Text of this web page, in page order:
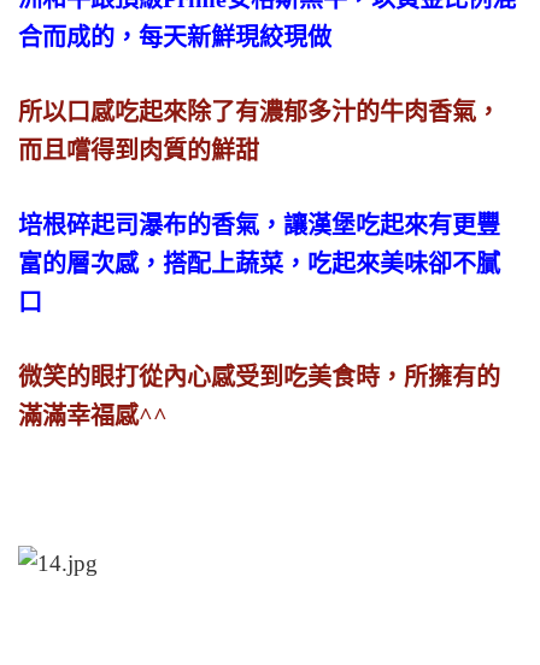
合而成的，每天新鮮現絞現做
所以口感吃起來除了有濃郁多汁的牛肉香氣，
而且嚐得到肉質的鮮甜
培根碎起司瀑布的香氣，讓漢堡吃起來有更豐
富的層次感，搭配上蔬菜，吃起來美味卻不膩
口
微笑的眼打從內心感受到吃美食時，所擁有的
滿滿幸福感^^